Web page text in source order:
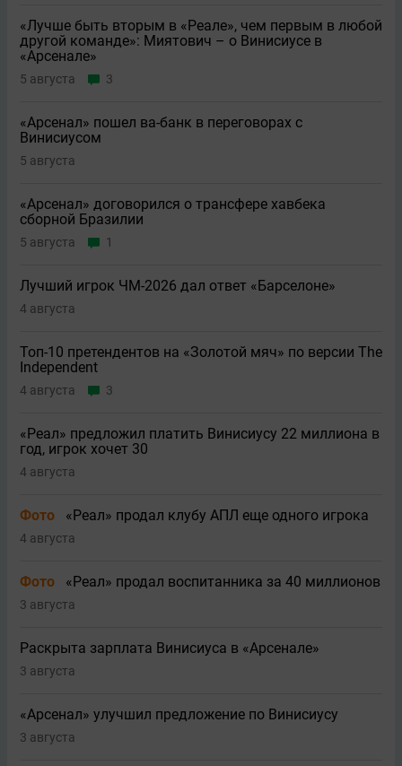
«Лучше быть вторым в «Реале», чем первым в любой
другой команде»: Миятович – о Винисиусе в
«Арсенале»
5 августа 3
«Арсенал» пошел ва-банк в переговорах с
Винисиусом
5 августа
«Арсенал» договорился о трансфере хавбека
сборной Бразилии
5 августа 1
Лучший игрок ЧМ-2026 дал ответ «Барселоне»
4 августа
Топ-10 претендентов на «Золотой мяч» по версии The
Independent
4 августа 3
«Реал» предложил платить Винисиусу 22 миллиона в
год, игрок хочет 30
4 августа
Фото «Реал» продал клубу АПЛ еще одного игрока
4 августа
Фото «Реал» продал воспитанника за 40 миллионов
3 августа
Раскрыта зарплата Винисиуса в «Арсенале»
3 августа
«Арсенал» улучшил предложение по Винисиусу
3 августа